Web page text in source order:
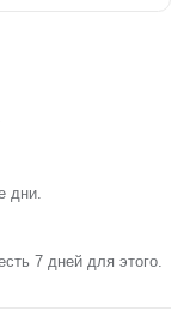
дни.
7 дней для этого.